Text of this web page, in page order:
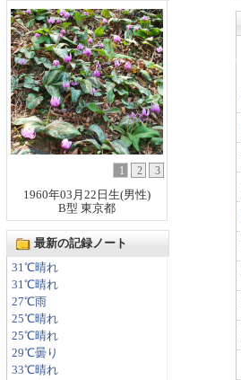
1 2
3
1960年03月22日生(男性)
B型 東京都
最新の記録ノート
31℃晴れ
31℃晴れ
27℃雨
25℃晴れ
25℃晴れ
29℃曇り
33℃晴れ